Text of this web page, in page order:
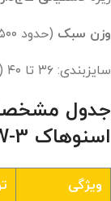
وزن سبک (حدود ۵۰۰ گرم)
سایزبندی: ۳۶ تا ۴۰ (برای پاهایی با طول ۲۳ تا ۲۵ سانت)
جدول
اسنوهاک 3-SnowHawk ROYA S1287W
ویژگی